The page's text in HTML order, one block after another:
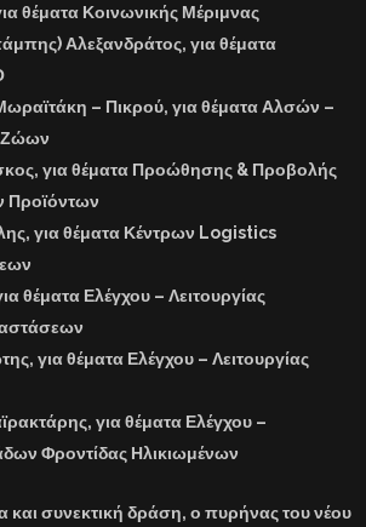
θέματα Κοινωνικής Μέριμνας
Αλεξανδράτος, για θέματα
– Πικρού, για θέματα Αλσών –
Ζώων
για θέματα Προώθησης & Προβολής
Προϊόντων
για θέματα Κέντρων Logistics
θέματα Ελέγχου – Λειτουργίας
για θέματα Ελέγχου – Λειτουργίας
για θέματα Ελέγχου –
Φροντίδας Ηλικιωμένων
και συνεκτική δράση, ο πυρήνας του νέου